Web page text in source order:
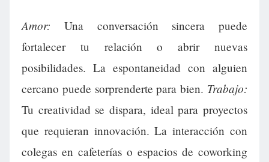
Amor: Una conversación sincera puede
fortalecer tu relación o abrir nuevas
posibilidades. La espontaneidad con alguien
cercano puede sorprenderte para bien. Trabajo:
Tu creatividad se dispara, ideal para proyectos
que requieran innovación. La interacción con
colegas en cafeterías o espacios de coworking